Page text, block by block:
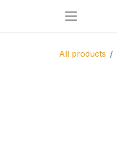
All products